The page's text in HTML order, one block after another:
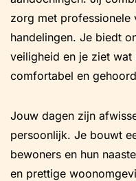
zorg met professionele
handelingen. Je biedt
veiligheid en je ziet
comfortabel en
Jouw dagen zijn
persoonlijk. Je bouwt
bewoners en hun
en prettige